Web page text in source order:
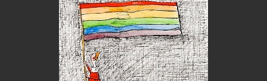
Puglia - Tra storia e recupero
Castione, sotto il segno del castagno